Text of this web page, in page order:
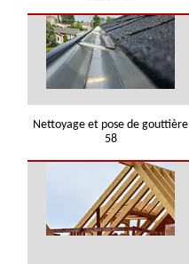
Nettoyage et pose de gouttière
58